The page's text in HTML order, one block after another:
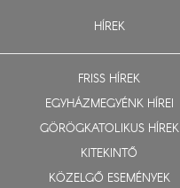
HÍREK
FRISS HÍREK
EGYHÁZMEGYÉNK HÍREI
GÖRÖGKATOLIKUS HÍREK
KITEKINTŐ
KÖZELGŐ ESEMÉNYEK